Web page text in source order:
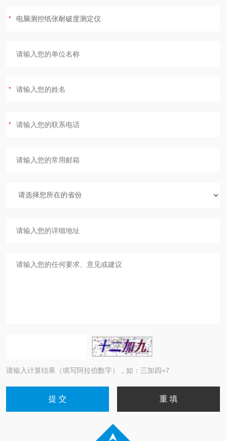
请输入计算结果（填写阿拉伯数字），如：三加四=7